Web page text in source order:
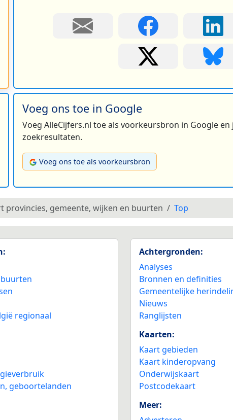
Voeg ons toe in Google
Voeg AlleCijfers.nl toe als voorkeursbron in Google
zoekresultaten.
Voeg ons toe als voorkeursbron
provincies, gemeente, wijken en buurten Top
regionaal
geboortelanden
Achtergronden:
Analyses
Bronnen en definities
Gemeentelijke
Nieuws
Ranglijsten
Kaarten:
Kaart gebieden
Kaart kinderopvang
Onderwijskaart
Postcodekaart
Meer: